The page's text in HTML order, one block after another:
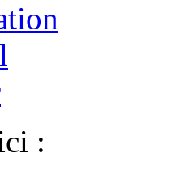
: